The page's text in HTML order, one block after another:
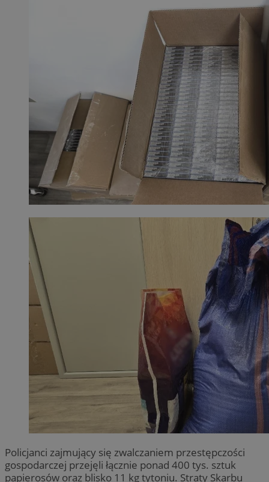
Policjanci zajmujący się zwalczaniem przestępczości
gospodarczej przejęli łącznie ponad 400 tys. sztuk
papierosów oraz blisko 11 kg tytoniu. Straty Skarbu